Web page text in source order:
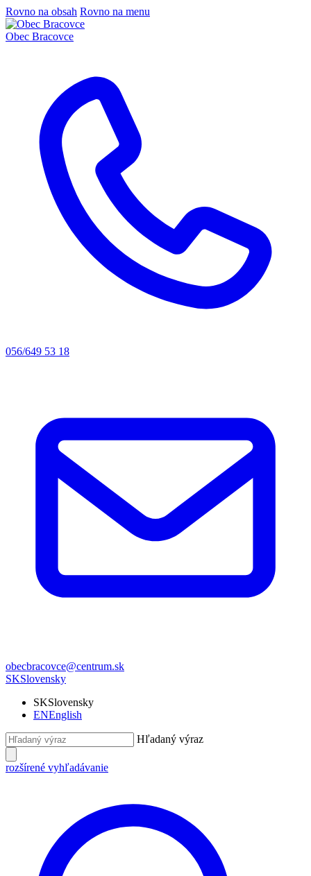
Rovno na obsah Rovno na menu
Obec Bracovce
056/649 53 18
obecbracovce@centrum.sk
SKSlovensky
SKSlovensky
ENEnglish
Hľadaný výraz
rozšírené vyhľadávanie